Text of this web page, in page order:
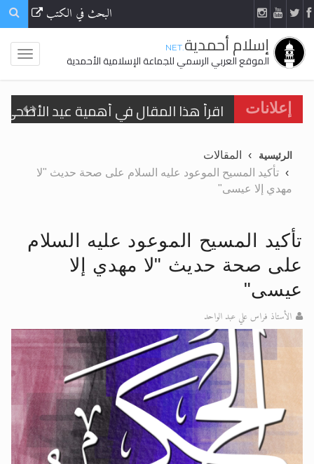
البحث في الكتب
إسلام أحمدية.NET
الموقع العربي الرسمي للجماعة الإسلامية الأحمدية
إعلانات
اقرأ هذا المقال في أهمية عيد
تعميم هامّ لأفراد الجماعة >> المزيد
تعميم هامّ لأفراد الجماعة >> المزيد
اقرأ هذا الكتاب وتعرّف على حقيقة
الحجّ.. دلالات، حِكم، وأهداف >> المزيد
اقرأ هذا المقال في أهمية عيد
الرئيسية
المقالات
تأكيد المسيح الموعود عليه السلام على صحة حديث "لا
مهدي إلا عيسى"
تأكيد المسيح الموعود عليه السلام
على صحة حديث "لا مهدي إلا
عيسى"
الأستاذ فراس علي عبد الواحد